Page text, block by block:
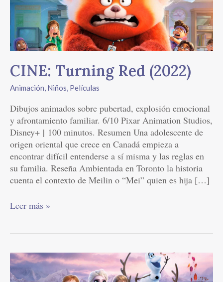
CINE: Turning Red (2022)
Animación, Niños, Películas
Dibujos animados sobre pubertad, explosión emocional
y afrontamiento familiar. 6/10 Pixar Animation Studios,
Disney+ | 100 minutos. Resumen Una adolescente de
origen oriental que crece en Canadá empieza a
encontrar difícil entenderse a sí misma y las reglas en
su familia. Reseña Ambientada en Toronto la historia
cuenta el contexto de Meilin o “Mei” quien es hija […]
Red
(2022)
Leer más »
CINE:
Frozen